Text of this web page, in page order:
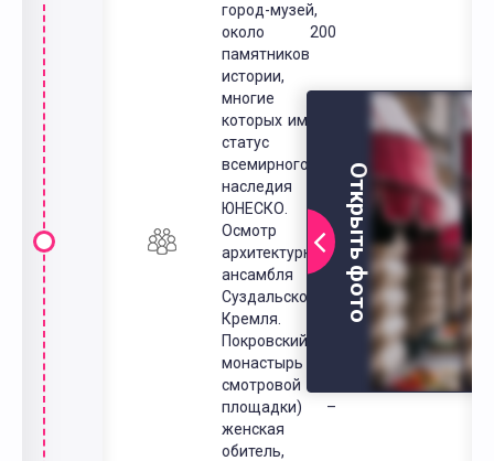
город-музей,
около 200
памятников
истории,
многие из
которых имеют
статус
всемирного
наследия
ЮНЕСКО.
Осмотр
архитектурного
ансамбля
Суздальского
Кремля.
Покровский
монастырь (со
смотровой
площадки) –
женская
обитель,
Открыть фото